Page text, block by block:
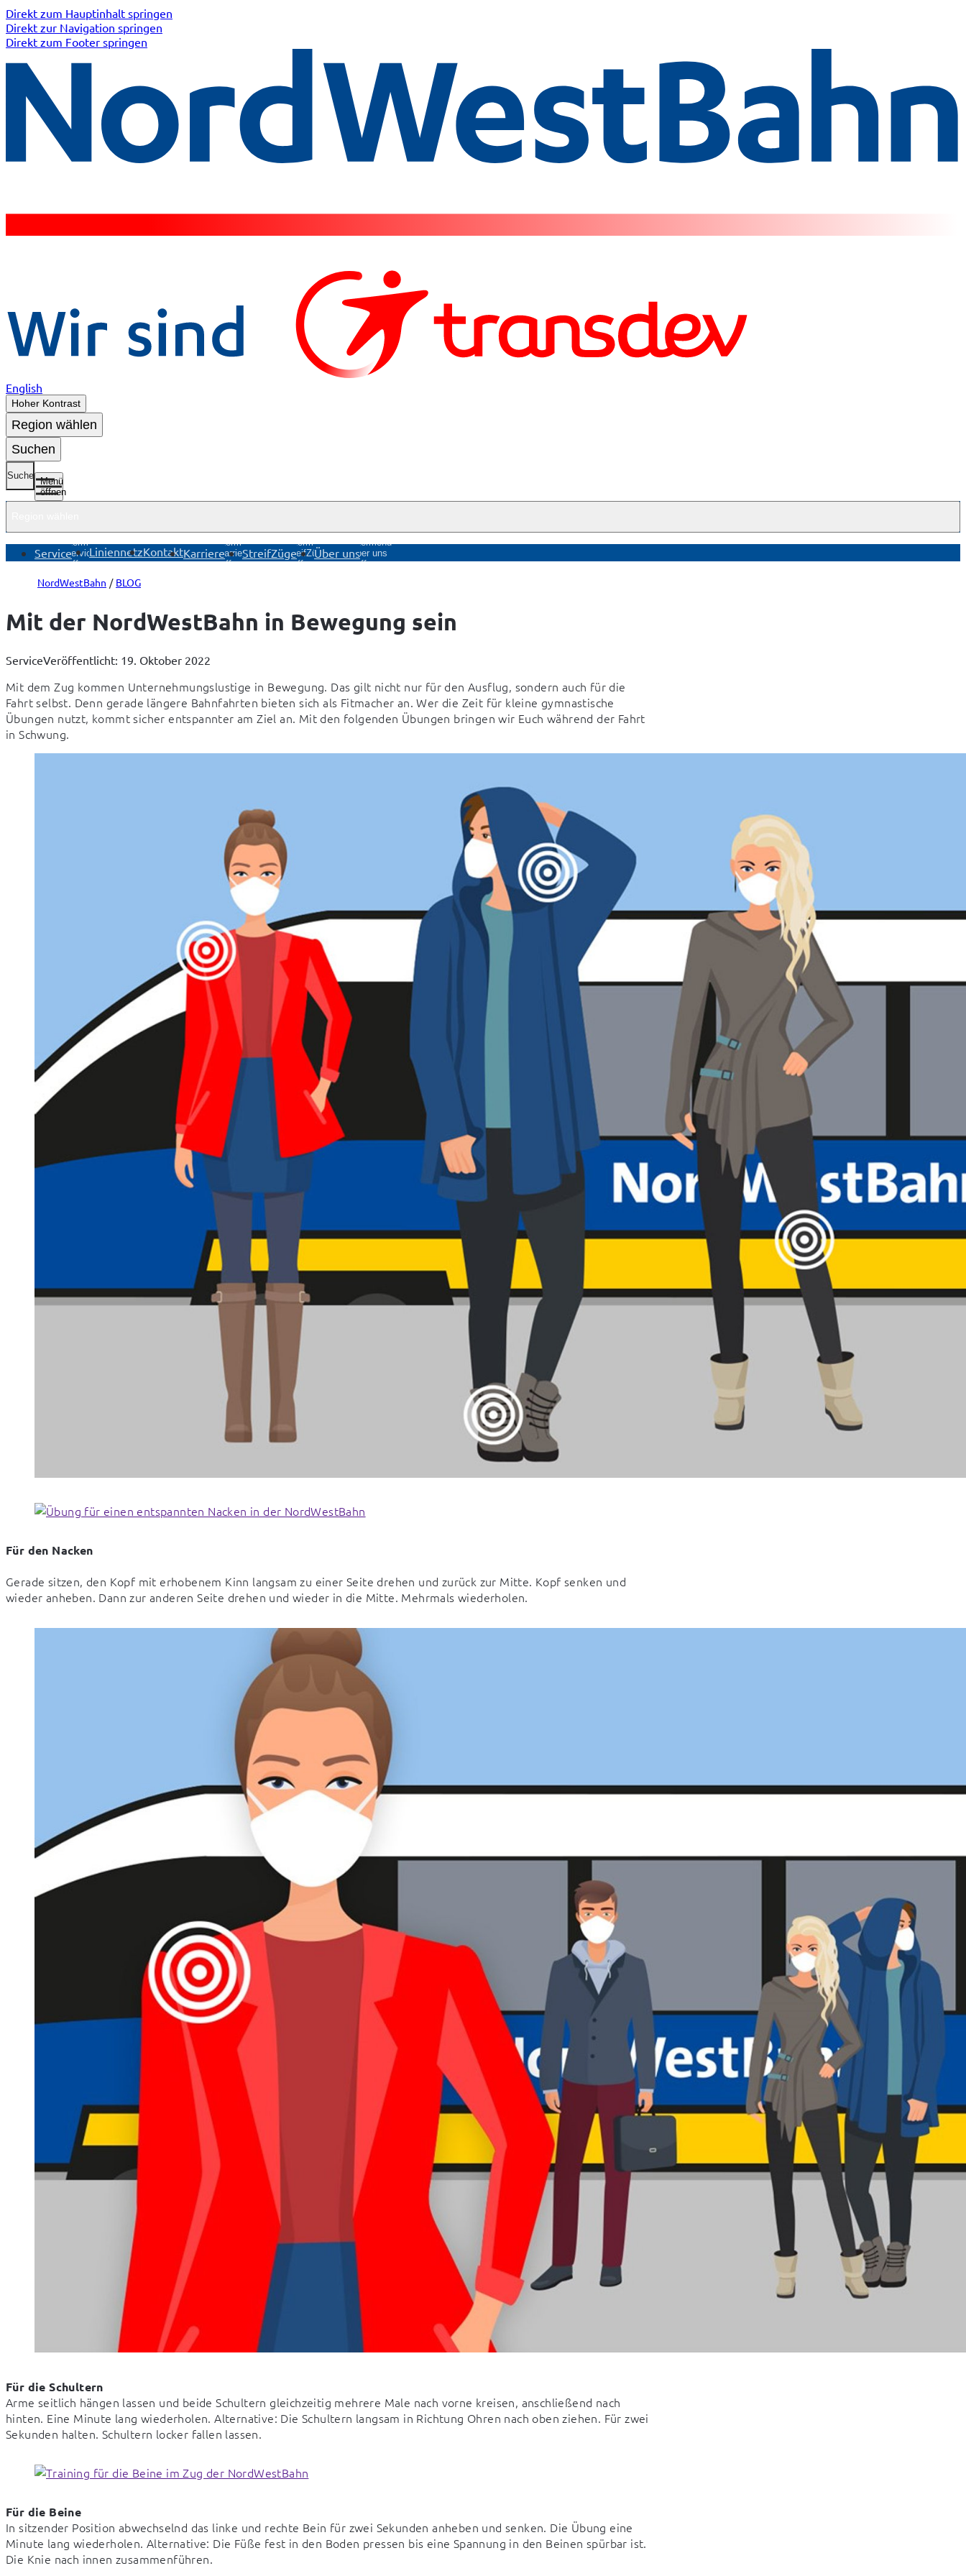
Direkt zum Hauptinhalt springen
Direkt zur Navigation springen
Direkt zum Footer springen
English
Hoher Kontrast
Region wählen
Suchen
Suche
Menü
öffnen
Service
Untermenü
Service
öffnen
LiniennetzKontaktKarriere
Untermenü
Karriere
öffnen
StreifZüge
Untermenü
StreifZüge
öffnen
Über uns
Untermenü
Über uns
öffnen
NordWestBahn BLOG
Mit der NordWestBahn in Bewegung sein
ServiceVeröffentlicht: 19. Oktober 2022
Mit dem Zug kommen Unternehmungslustige in Bewegung. Das gilt nicht nur für den Ausflug, sondern auch für die
Fahrt selbst. Denn gerade längere Bahnfahrten bieten sich als Fitmacher an. Wer die Zeit für kleine gymnastische
Übungen nutzt, kommt sicher entspannter am Ziel an. Mit den folgenden Übungen bringen wir Euch während der Fahrt
in Schwung.
Für den Nacken
Gerade sitzen, den Kopf mit erhobenem Kinn langsam zu einer Seite drehen und zurück zur Mitte. Kopf senken und
wieder anheben. Dann zur anderen Seite drehen und wieder in die Mitte. Mehrmals wiederholen.
Für die Schultern
Arme seitlich hängen lassen und beide Schultern gleichzeitig mehrere Male nach vorne kreisen, anschließend nach
hinten. Eine Minute lang wiederholen. Alternative: Die Schultern langsam in Richtung Ohren nach oben ziehen. Für zwei
Sekunden halten. Schultern locker fallen lassen.
Für die Beine
In sitzender Position abwechselnd das linke und rechte Bein für zwei Sekunden anheben und senken. Die Übung eine
Minute lang wiederholen. Alternative: Die Füße fest in den Boden pressen bis eine Spannung in den Beinen spürbar ist.
Die Knie nach innen zusammenführen.